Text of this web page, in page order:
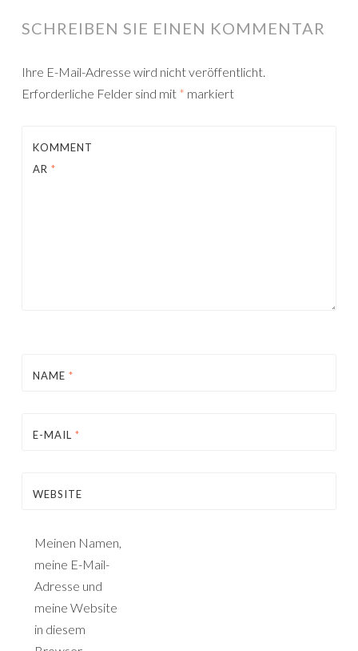
SCHREIBEN SIE EINEN KOMMENTAR
Ihre E-Mail-Adresse wird nicht veröffentlicht.
Erforderliche Felder sind mit * markiert
KOMMENT
AR *
NAME *
E-MAIL *
WEBSITE
Meinen Namen,
meine E-Mail-
Adresse und
meine Website
in diesem